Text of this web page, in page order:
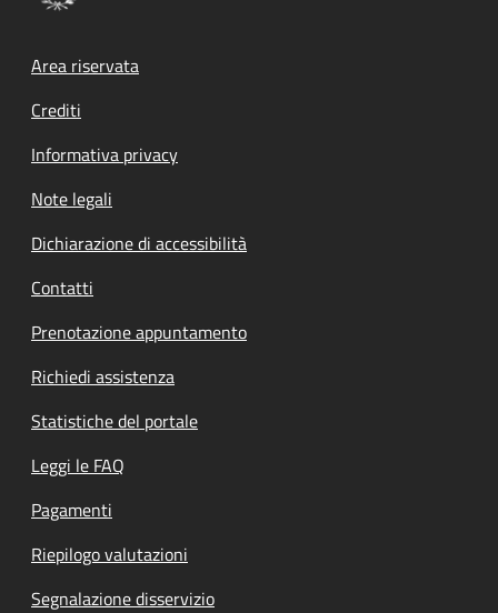
Footer menu
Area riservata
Crediti
Informativa privacy
Note legali
Dichiarazione di accessibilità
Contatti
Prenotazione appuntamento
Richiedi assistenza
Statistiche del portale
Leggi le FAQ
Pagamenti
Riepilogo valutazioni
Segnalazione disservizio